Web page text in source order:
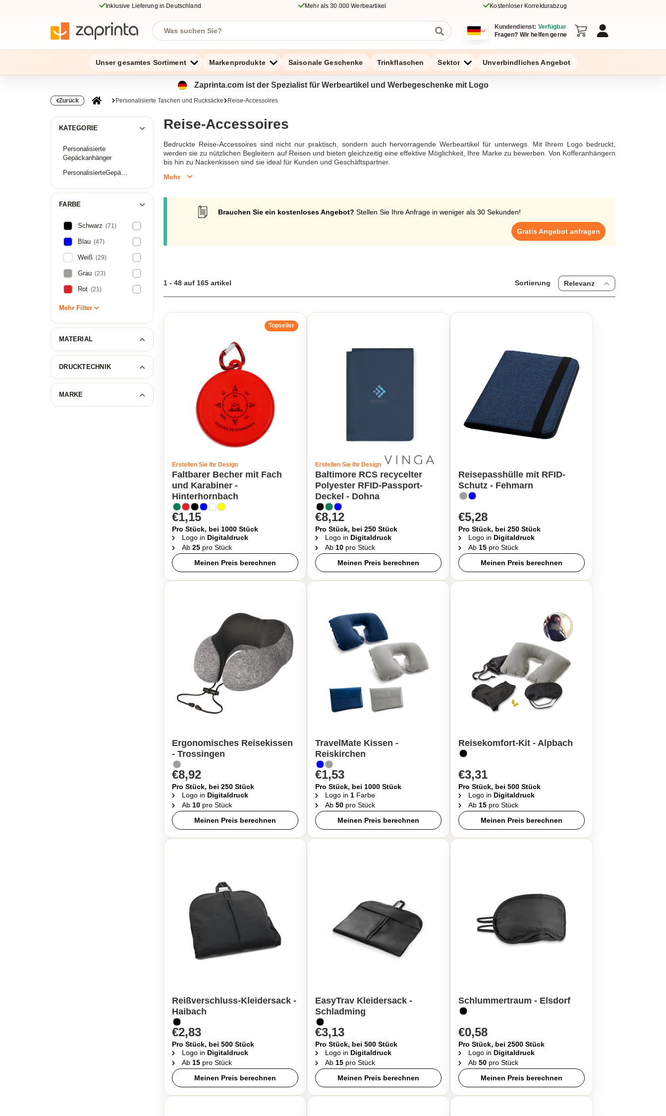
Inklusive Lieferung in Deutschland Mehr als 30.000 Werbeartikel Kostenloser Korrekturabzug
Kundendienst: Verfügbar
Fragen? Wir helfen gerne
Unser gesamtes Sortiment Markenprodukte Saisonale Geschenke Trinkflaschen Sektor Unverbindliches Angebot
Zaprinta.com ist der Spezialist für Werbeartikel und Werbegeschenke mit Logo
Zurück Personalisierte Taschen und Rucksäcke Reise-Accessoires
KATEGORIE
Personalisierte
Gepäckanhänger
PersonalisierteGepäckwaagen
FARBE
Schwarz (71)
Blau (47)
Weiß (29)
Grau (23)
Rot (21)
Mehr Filter
MATERIAL
DRUCKTECHNIK
MARKE
Reise-Accessoires
Bedruckte Reise-Accessoires sind nicht nur praktisch, sondern auch hervorragende Werbeartikel für unterwegs. Mit Ihrem Logo bedruckt,
werden sie zu nützlichen Begleitern auf Reisen und bieten gleichzeitig eine effektive Möglichkeit, Ihre Marke zu bewerben. Von Kofferanhängern
bis hin zu Nackenkissen sind sie ideal für Kunden und Geschäftspartner.
Mehr
Brauchen Sie ein kostenloses Angebot? Stellen Sie Ihre Anfrage in weniger als 30 Sekunden!
Gratis Angebot anfragen
1 - 48 auf 165 artikel Sortierung Relevanz
Topseller
Erstellen Sie Ihr Design
Faltbarer Becher mit Fach
und Karabiner -
Hinterhornbach
€1,15
Pro Stück, bei 1000 Stück
Logo in Digitaldruck
Ab 25 pro Stück
Meinen Preis berechnen
Erstellen Sie Ihr Design
Baltimore RCS recycelter
Polyester RFID-Passport-
Deckel - Dohna
€8,12
Pro Stück, bei 250 Stück
Logo in Digitaldruck
Ab 10pro Stück
Meinen Preis berechnen
Reisepasshülle mit RFID-
Schutz - Fehmarn
€5,28
Pro Stück, bei 250 Stück
Logo in Digitaldruck
Ab 15pro Stück
Meinen Preis berechnen
Ergonomisches Reisekissen
- Trossingen
€8,92
Pro Stück, bei 250 Stück
Logo in Digitaldruck
Ab 10 pro Stück
Meinen Preis berechnen
TravelMate Kissen -
Reiskirchen
€1,53
Pro Stück, bei 1000 Stück
Logo in 1Farbe
Ab 50pro Stück
Meinen Preis berechnen
Reisekomfort-Kit - Alpbach
€3,31
Pro Stück, bei 500 Stück
Logo in Digitaldruck
Ab 15pro Stück
Meinen Preis berechnen
Reißverschluss-Kleidersack -
Haibach
€2,83
Pro Stück, bei 500 Stück
Logo in Digitaldruck
Ab 15 pro Stück
Meinen Preis berechnen
EasyTrav Kleidersack -
Schladming
€3,13
Pro Stück, bei 500 Stück
Logo in Digitaldruck
Ab 15pro Stück
Meinen Preis berechnen
Schlummertraum - Elsdorf
€0,58
Pro Stück, bei 2500 Stück
Logo in Digitaldruck
Ab 50pro Stück
Meinen Preis berechnen